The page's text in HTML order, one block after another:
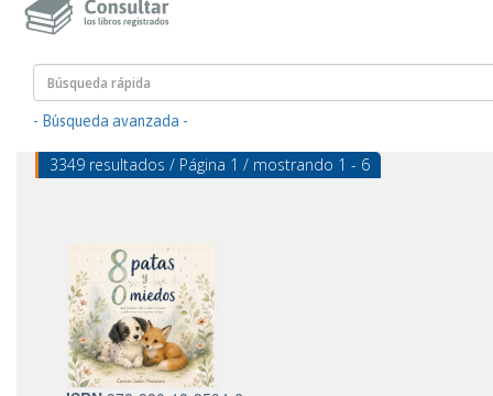
- Búsqueda avanzada -
3349 resultados / Página 1 / mostrando 1 - 6